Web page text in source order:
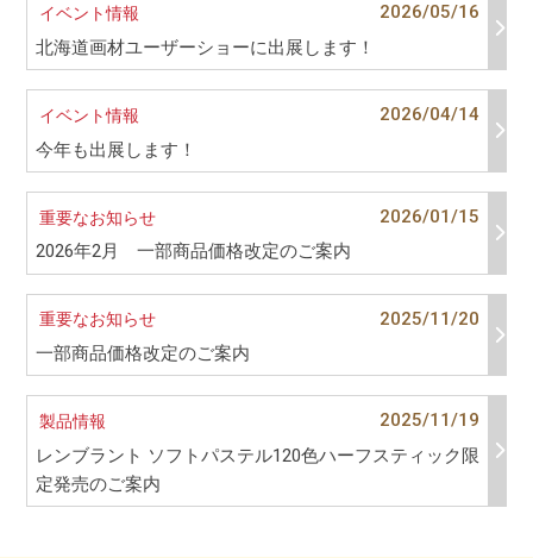
イベント情報
2026/05/16
北海道画材ユーザーショーに出展します！
イベント情報
2026/04/14
今年も出展します！
重要なお知らせ
2026/01/15
2026年2月 一部商品価格改定のご案内
重要なお知らせ
2025/11/20
一部商品価格改定のご案内
製品情報
2025/11/19
レンブラント ソフトパステル120色ハーフスティック限
定発売のご案内